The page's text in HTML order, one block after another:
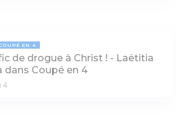
EN 4
de drogue à Christ ! - Laëtitia
dans Coupé en 4
4